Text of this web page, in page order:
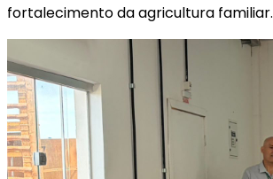
fortalecimento da agricultura familiar.